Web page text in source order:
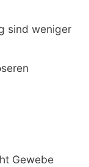
sind weniger
Gewebe